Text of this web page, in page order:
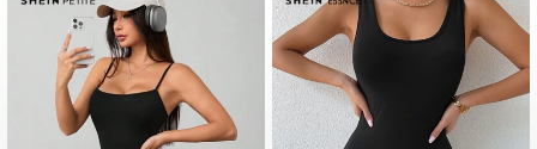
4,81 763K Follower